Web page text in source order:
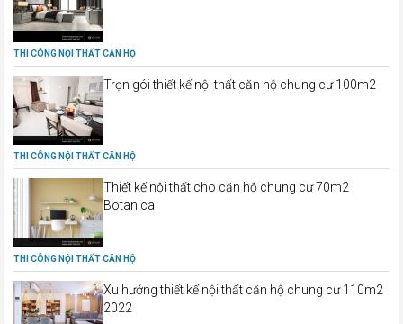
THI CÔNG NỘI THẤT CĂN HỘ
Trọn gói thiết kế nội thất căn hộ chung cư 100m2
THI CÔNG NỘI THẤT CĂN HỘ
Thiết kế nội thất cho căn hộ chung cư 70m2
Botanica
THI CÔNG NỘI THẤT CĂN HỘ
Xu hướng thiết kế nội thất căn hộ chung cư 110m2
2022